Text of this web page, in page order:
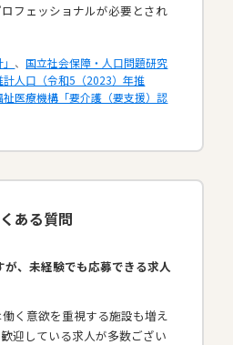
フェッショナルが必要とされ
、国立社会保障・人口問題研究
人口（令和5（2023）年推
医療機構「要介護（要支援）認
ある質問
が、未経験でも応募できる求人
く意欲を重視する施設も増え
迎している求人が多数ござい